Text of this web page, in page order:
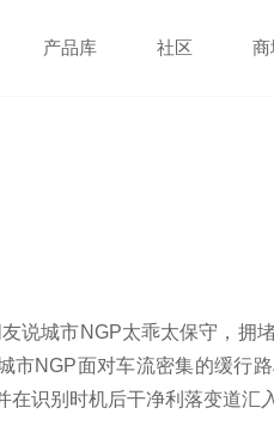
产品库 社区 商
说城市NGP太乖太保守，拥
市NGP面对车流密集的缓行
识别时机后干净利落变道汇